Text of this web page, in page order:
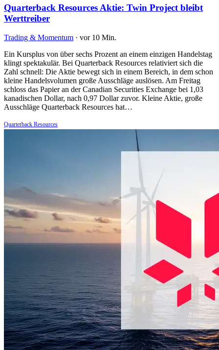
Quarterback Resources Aktie: Twin Project bleibt
Werttreiber
Trading & Momentum · vor 10 Min.
Ein Kursplus von über sechs Prozent an einem einzigen Handelstag
klingt spektakulär. Bei Quarterback Resources relativiert sich die
Zahl schnell: Die Aktie bewegt sich in einem Bereich, in dem schon
kleine Handelsvolumen große Ausschläge auslösen. Am Freitag
schloss das Papier an der Canadian Securities Exchange bei 1,03
kanadischen Dollar, nach 0,97 Dollar zuvor. Kleine Aktie, große
Ausschläge Quarterback Resources hat…
Quarterback Resources